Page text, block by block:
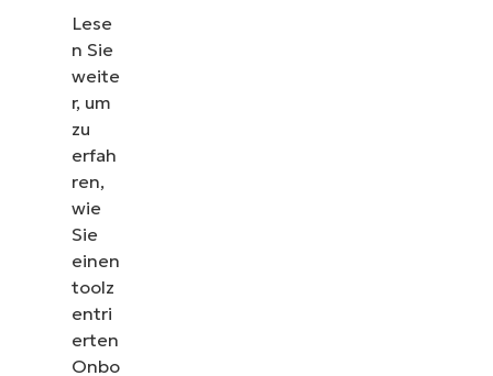
Lese
n Sie
weite
r, um
zu
erfah
ren,
wie
Sie
einen
toolz
entri
erten
Onbo